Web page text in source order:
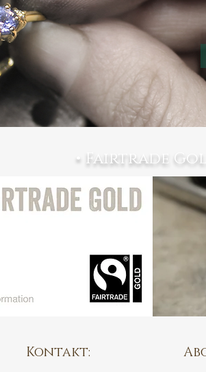
• Fairtrade
Kontakt: